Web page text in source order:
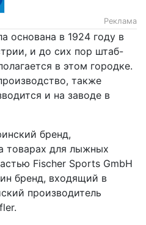
Реклама
основана в 1924 году в
и до сих пор штаб-
в этом городке.
также
и на заводе в
бренд,
товарах для лыжных
Fischer Sports GmbH
бренд, входящий в
производитель